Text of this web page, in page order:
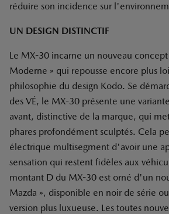
réduire son incidence sur
UN DESIGN DISTINCTIF
Le MX-30 incarne un nouveau
Moderne » qui repousse encore plus
philosophie du design Kodo. Se
des VÉ, le MX-30 présente une
avant, distinctive de la marque, qui
phares profondément sculptés. Cela
électrique multisegment d'avoir une
sensation qui restent fidèles aux
montant D du MX-30 est orné d'un
Mazda », disponible en noir de série
version plus luxueuse. Les toutes